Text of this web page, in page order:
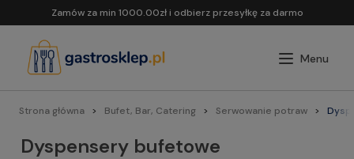
Zamów za min 1000.00zł i odbierz przesyłkę za darmo
Strona główna Bufet, Bar, Catering Serwowanie potraw
Dyspensery bufetowe